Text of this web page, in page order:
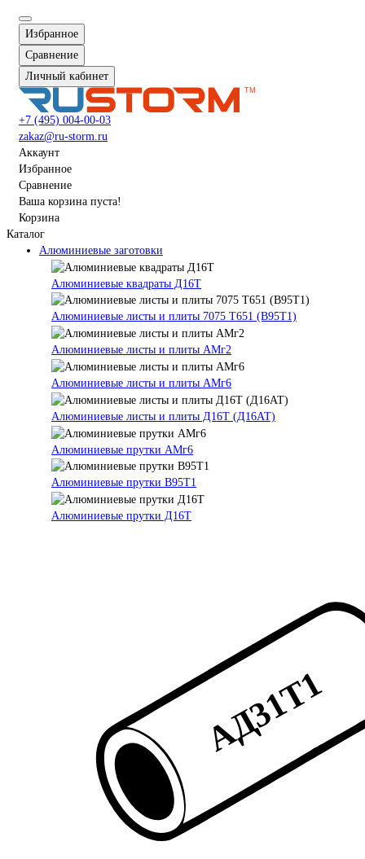
Избранное
Сравнение
Личный кабинет
+7 (495) 004-00-03
zakaz@ru-storm.ru
Аккаунт
Избранное
Сравнение
Ваша корзина пуста!
Корзина
Каталог
Алюминиевые заготовки
Алюминиевые квадраты Д16Т
Алюминиевые листы и плиты 7075 Т651 (В95Т1)
Алюминиевые листы и плиты АМг2
Алюминиевые листы и плиты АМг6
Алюминиевые листы и плиты Д16Т (Д16АТ)
Алюминиевые прутки АМг6
Алюминиевые прутки В95Т1
Алюминиевые прутки Д16Т